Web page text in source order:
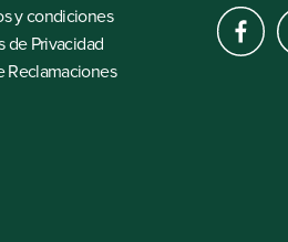
y condiciones
de Privacidad
Reclamaciones